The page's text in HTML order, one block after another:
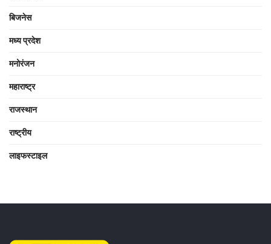
बिजनेस
मध्य प्रदेश
मनोरंजन
महाराष्ट्र
राजस्थान
राष्ट्रीय
लाइफस्टाइल